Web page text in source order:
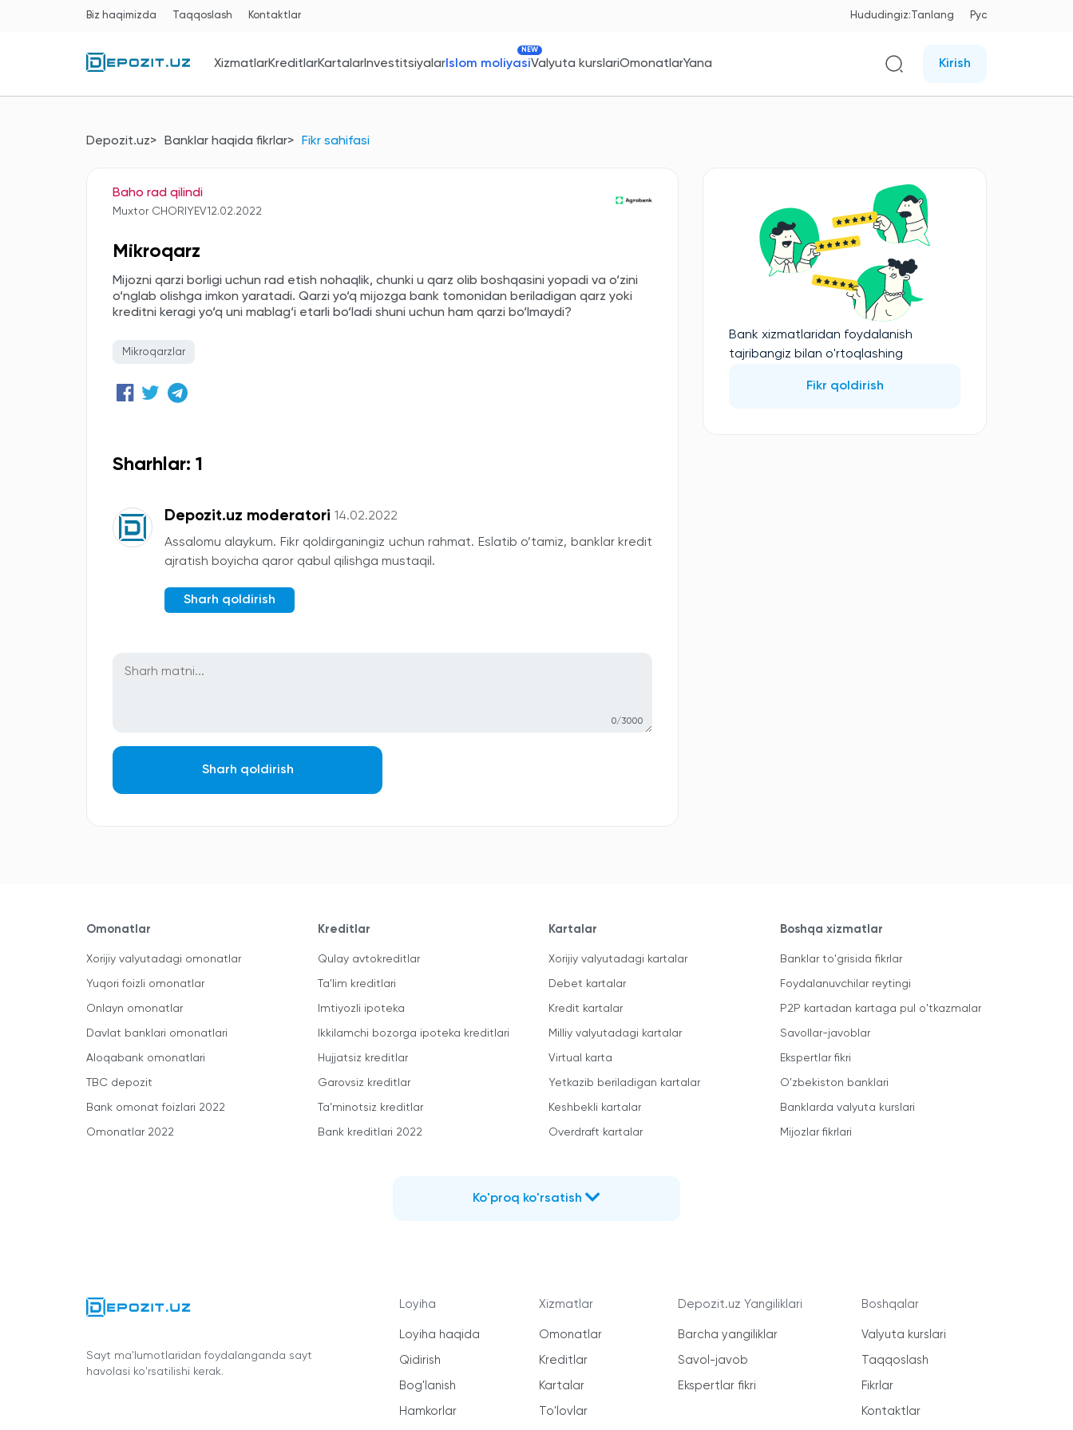
Biz haqimizda Taqqoslash Kontaktlar Hududingiz:Tanlang Рус
XizmatlarKreditlarKartalarInvestitsiyalarIslom moliyasi
NEW
Valyuta kurslariOmonatlarYana Kirish
Depozit.uz Banklar haqida fikrlar Fikr sahifasi
Baho rad qilindi
Muxtor CHORIYEV12.02.2022
Mikroqarz
Mijozni qarzi borligi uchun rad etish nohaqlik, chunki u qarz olib boshqasini yopadi va o‘zini
o‘nglab olishga imkon yaratadi. Qarzi yo‘q mijozga bank tomonidan beriladigan qarz yoki
kreditni keragi yo‘q uni mablag‘i etarli bo‘ladi shuni uchun ham qarzi bo‘lmaydi?
Mikroqarzlar
Sharhlar: 1
Depozit.uz moderatori 14.02.2022
Assalomu alaykum. Fikr qoldirganingiz uchun rahmat. Eslatib o’tamiz, banklar kredit
ajratish boyicha qaror qabul qilishga mustaqil.
Sharh qoldirish
0/3000
Sharh qoldirish
Bank xizmatlaridan foydalanish
tajribangiz bilan o'rtoqlashing
Fikr qoldirish
Omonatlar
Xorijiy valyutadagi omonatlar
Yuqori foizli omonatlar
Onlayn omonatlar
Davlat banklari omonatlari
Aloqabank omonatlari
TBC depozit
Bank omonat foizlari 2022
Omonatlar 2022
Kreditlar
Qulay avtokreditlar
Ta'lim kreditlari
Imtiyozli ipoteka
Ikkilamchi bozorga ipoteka kreditlari
Hujjatsiz kreditlar
Garovsiz kreditlar
Ta'minotsiz kreditlar
Bank kreditlari 2022
Kartalar
Xorijiy valyutadagi kartalar
Debet kartalar
Kredit kartalar
Milliy valyutadagi kartalar
Virtual karta
Yetkazib beriladigan kartalar
Keshbekli kartalar
Overdraft kartalar
Boshqa xizmatlar
Banklar to'grisida fikrlar
Foydalanuvchilar reytingi
P2P kartadan kartaga pul o'tkazmalar
Savollar-javoblar
Ekspertlar fikri
O'zbekiston banklari
Banklarda valyuta kurslari
Mijozlar fikrlari
Ko'proq ko'rsatish
Sayt ma'lumotlaridan foydalanganda sayt
havolasi ko'rsatilishi kerak.
Loyiha
Loyiha haqida
Qidirish
Bog'lanish
Hamkorlar
Xizmatlar
Omonatlar
Kreditlar
Kartalar
To'lovlar
Depozit.uz Yangiliklari
Barcha yangiliklar
Savol-javob
Ekspertlar fikri
Boshqalar
Valyuta kurslari
Taqqoslash
Fikrlar
Kontaktlar